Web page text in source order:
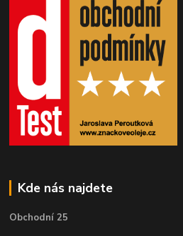
Kde nás najdete
Obchodní 25